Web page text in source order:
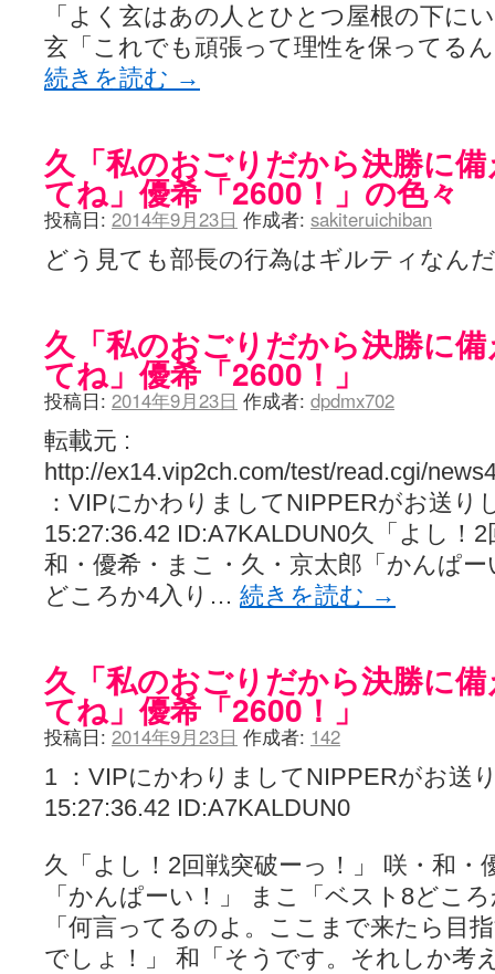
「よく玄はあの人とひとつ屋根の下に
玄「これでも頑張って理性を保ってる
続きを読む →
久「私のおごりだから決勝に
てね」優希「2600！」の色々
投稿日: 2014年9月23日 作成者: sakiteruichiban
どう見ても部長の行為はギルティなん
久「私のおごりだから決勝に
てね」優希「2600！」
投稿日: 2014年9月23日 作成者: dpdmx702
転載元 :
http://ex14.vip2ch.com/test/read.cgi/
：VIPにかわりましてNIPPERがお送り
15:27:36.42 ID:A7KALDUN0久「よし！
和・優希・まこ・久・京太郎「かんぱ
どころか4入り… 続きを読む →
久「私のおごりだから決勝に
てね」優希「2600！」
投稿日: 2014年9月23日 作成者: 142
1 ：VIPにかわりましてNIPPERがお送
15:27:36.42 ID:A7KALDUN0
久「よし！2回戦突破ーっ！」 咲・和・
「かんぱーい！」 まこ「ベスト8どこ
「何言ってるのよ。ここまで来たら目
でしょ！」 和「そうです。それしか考